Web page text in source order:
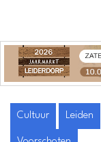
Cultuur Leiden